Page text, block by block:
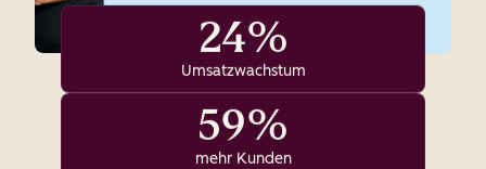
24%
Umsatzwachstum
59%
mehr Kunden